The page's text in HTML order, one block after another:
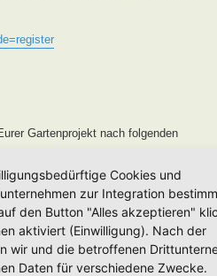
Gartenprojekt nach folgenden
viewforum.php?f=94und trage ihn in
mir auf der FB-Seite, FB-Gruppe
Vorstellungnichtgewünscht sein,
YY] versehen, eine Eintragung in die
Entwicklungszeit (Alle Informationen
Cookies und
zur Integration
den Button "Alles akzeptieren"
aktiviert (Einwilligung). Nach der
wir und die betroffenen
Daten für verschiedene Zwecke.